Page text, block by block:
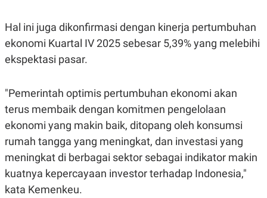
P
U
S
D
T
A
I
A
S
O
N
T
A
T
I
P
S
U
Hal ini juga dikonfirmasi dengan kinerja pertumbuhan
ekonomi Kuartal IV 2025 sebesar 5,39% yang melebihi
ekspektasi pasar.
"Pemerintah optimis pertumbuhan ekonomi akan
terus membaik dengan komitmen pengelolaan
ekonomi yang makin baik, ditopang oleh konsumsi
rumah tangga yang meningkat, dan investasi yang
meningkat di berbagai sektor sebagai indikator makin
kuatnya kepercayaan investor terhadap Indonesia,"
kata Kemenkeu.